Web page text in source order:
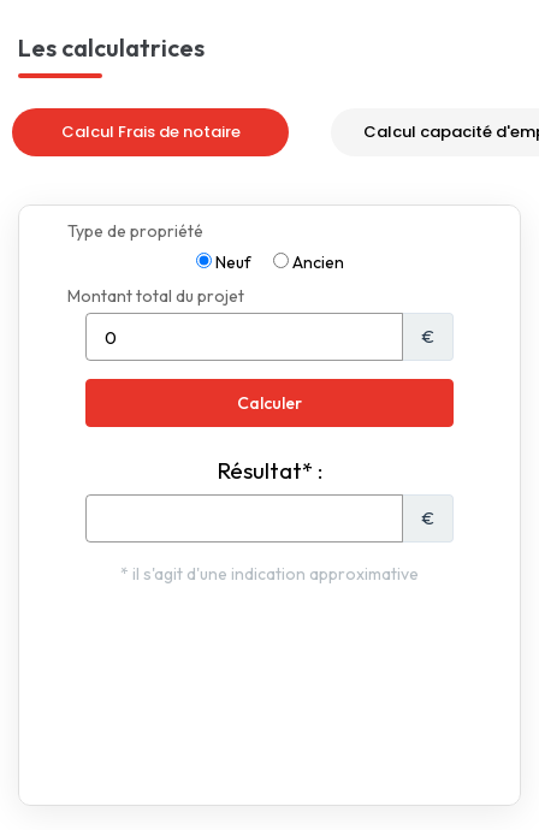
Les calculatrices
Calcul Frais de notaire Calcul capacité